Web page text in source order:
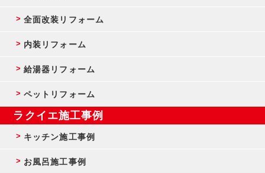
全面改装リフォーム
内装リフォーム
給湯器リフォーム
ペットリフォーム
ラクイエ施工事例
キッチン施工事例
お風呂施工事例